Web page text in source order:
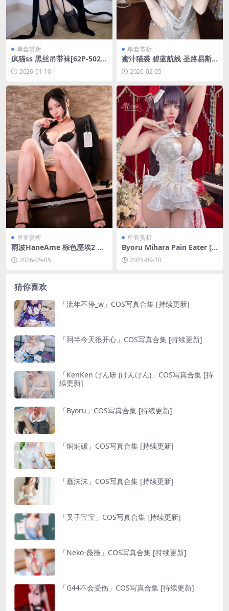
单套赏析
疯猫ss 黑丝吊带袜[62P-502.1
M]2026-01-10
单套赏析
蜜汁猫裘 碧蓝航线 圣路易斯
礼服自拍[16P-1V-1.23G]
2026-02-05
单套赏析
雨波HaneAme 棕色塵埃2 黛
安哪[46P-226.2M]
2026-05-05
单套赏析
Byoru Mihara Pain Eater [5
2P25V-2.93GB]
2025-09-10
猜你喜欢
「流年不停_w」COS写真合集 [持续更新]
「阿半今天很开心」COS写真合集 [持续更新]
「KenKen けん研 (けんけん)」COS写真合集 [持
续更新]
「Byoru」COS写真合集 [持续更新]
「焖焖碳」COS写真合集 [持续更新]
「蠢沫沫」COS写真合集 [持续更新]
「叉子宝宝」COS写真合集 [持续更新]
「Neko-薇薇」COS写真合集 [持续更新]
「G44不会受伤」COS写真合集 [持续更新]